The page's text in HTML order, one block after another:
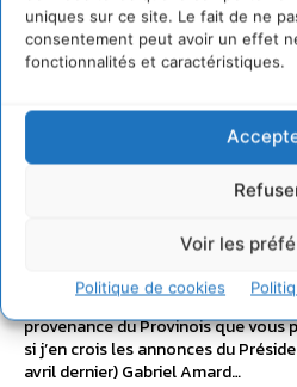
uniques sur ce site. Le fait de ne
consentement peut avoir un effet
fonctionnalités et caractéristiques.
Voir les
Politique de cookies
différentes (cf photos à venir) !
Conclusion : boire de l’eau à la
de profondeur moyenne.
Alors, dangereux ou pas ? Comme
jours, le doute existe pour les
Tout ceci, me direz-vous, est
question sur mon blog dédié à
Castelvirois, ne vous réjouissez-
provenance du Provinois que
si j’en crois les annonces du
avril dernier) Gabriel Amard…